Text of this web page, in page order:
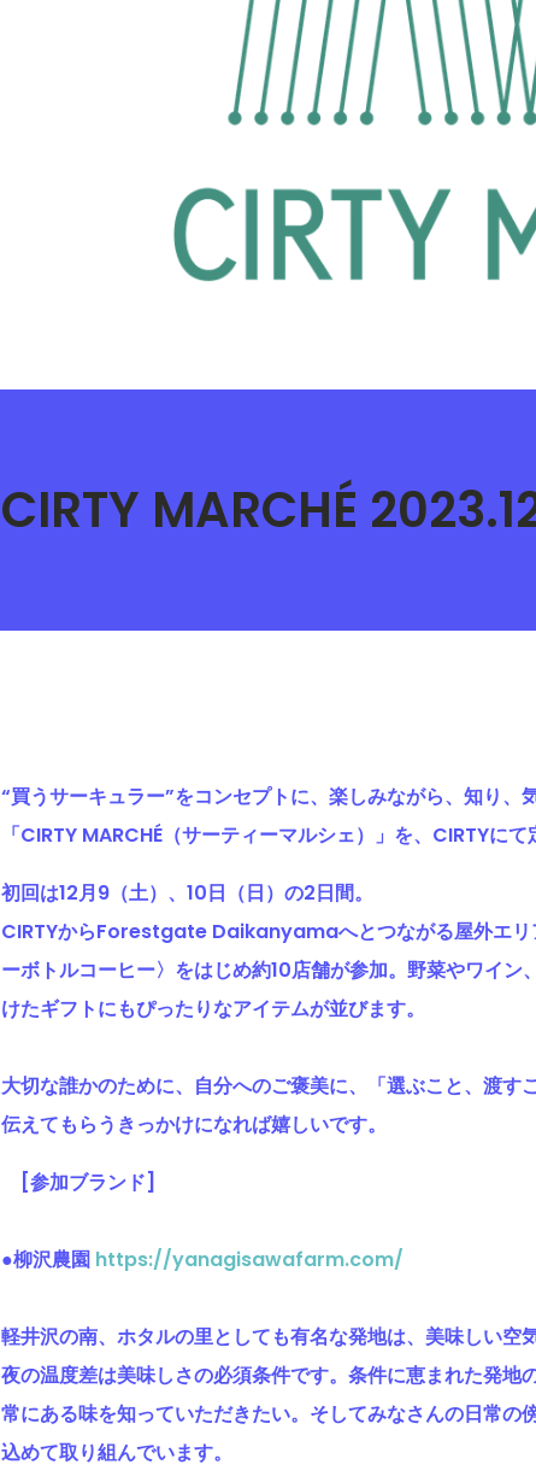
CIRTY MARCHÉ
“買うサーキュラー”をコンセプトに、楽しみながら、知り
「CIRTY MARCHÉ（サーティーマルシェ）」を、CIRTYにて
初回は12月9（土）、10日（日）の2日間。
CIRTYからForestgate Daikanyamaへとつながる屋外エリ
ーボトルコーヒー〉をはじめ約10店舗が参加。野菜やワイ
けたギフトにもぴったりなアイテムが並びます。
大切な誰かのために、自分へのご褒美に、「選ぶこと、渡
伝えてもらうきっかけになれば嬉しいです。
[参加ブランド]
●柳沢農園 https://yanagisawafarm.com/
軽井沢の南、ホタルの里としても有名な発地は、美味しい
夜の温度差は美味しさの必須条件です。条件に恵まれた発地
常にある味を知っていただきたい。そしてみなさんの日常
込めて取り組んでいます。